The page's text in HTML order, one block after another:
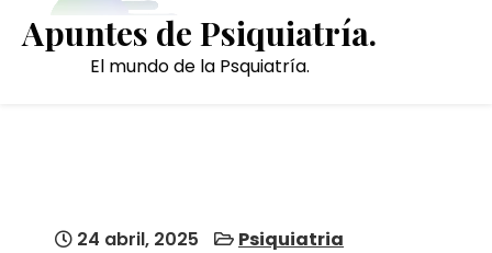
Apuntes de Psiquiatría.
El mundo de la Psquiatría.
24 abril, 2025 Psiquiatria